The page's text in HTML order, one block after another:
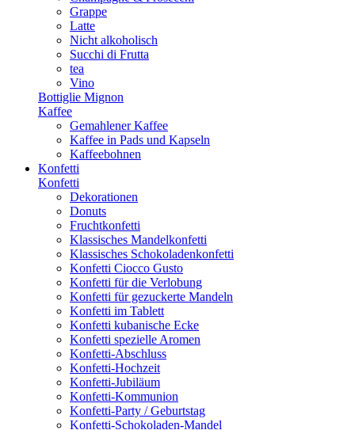
Grappe
Latte
Nicht alkoholisch
Succhi di Frutta
tea
Vino
Bottiglie Mignon
Kaffee
Gemahlener Kaffee
Kaffee in Pads und Kapseln
Kaffeebohnen
Konfetti
Konfetti
Dekorationen
Donuts
Fruchtkonfetti
Klassisches Mandelkonfetti
Klassisches Schokoladenkonfetti
Konfetti Ciocco Gusto
Konfetti für die Verlobung
Konfetti für gezuckerte Mandeln
Konfetti im Tablett
Konfetti kubanische Ecke
Konfetti spezielle Aromen
Konfetti-Abschluss
Konfetti-Hochzeit
Konfetti-Jubiläum
Konfetti-Kommunion
Konfetti-Party / Geburtstag
Konfetti-Schokoladen-Mandel